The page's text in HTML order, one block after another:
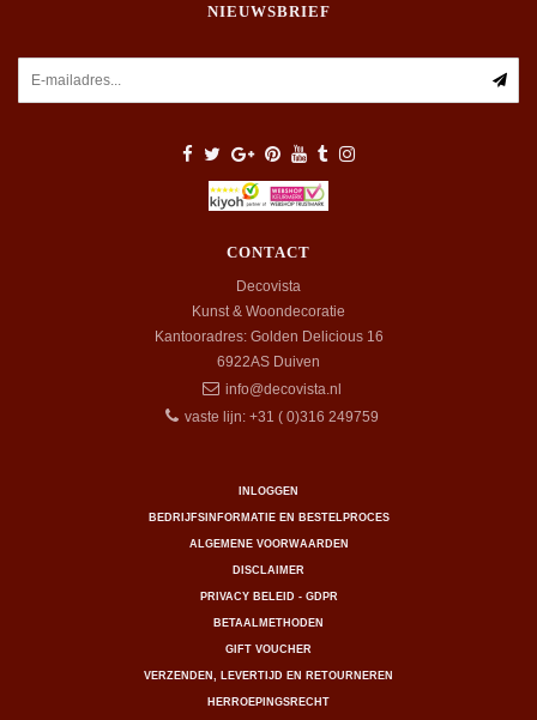
NIEUWSBRIEF
CONTACT
Decovista
Kunst & Woondecoratie
Kantooradres: Golden Delicious 16
6922AS Duiven
info@decovista.nl
vaste lijn: +31 ( 0)316 249759
INLOGGEN
BEDRIJFSINFORMATIE EN BESTELPROCES
ALGEMENE VOORWAARDEN
DISCLAIMER
PRIVACY BELEID - GDPR
BETAALMETHODEN
GIFT VOUCHER
VERZENDEN, LEVERTIJD EN RETOURNEREN
HERROEPINGSRECHT